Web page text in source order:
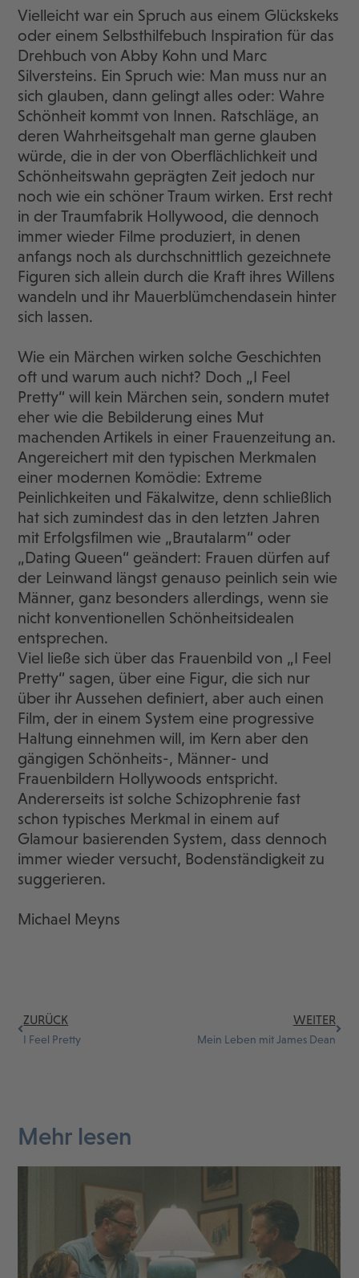
Vielleicht war ein Spruch aus einem Glückskeks
oder einem Selbsthilfebuch Inspiration für das
Drehbuch von Abby Kohn und Marc
Silversteins. Ein Spruch wie: Man muss nur an
sich glauben, dann gelingt alles oder: Wahre
Schönheit kommt von Innen. Ratschläge, an
deren Wahrheitsgehalt man gerne glauben
würde, die in der von Oberflächlichkeit und
Schönheitswahn geprägten Zeit jedoch nur
noch wie ein schöner Traum wirken. Erst recht
in der Traumfabrik Hollywood, die dennoch
immer wieder Filme produziert, in denen
anfangs noch als durchschnittlich gezeichnete
Figuren sich allein durch die Kraft ihres Willens
wandeln und ihr Mauerblümchendasein hinter
sich lassen.
Wie ein Märchen wirken solche Geschichten
oft und warum auch nicht? Doch „I Feel
Pretty“ will kein Märchen sein, sondern mutet
eher wie die Bebilderung eines Mut
machenden Artikels in einer Frauenzeitung an.
Angereichert mit den typischen Merkmalen
einer modernen Komödie: Extreme
Peinlichkeiten und Fäkalwitze, denn schließlich
hat sich zumindest das in den letzten Jahren
mit Erfolgsfilmen wie „Brautalarm“ oder
„Dating Queen“ geändert: Frauen dürfen auf
der Leinwand längst genauso peinlich sein wie
Männer, ganz besonders allerdings, wenn sie
nicht konventionellen Schönheitsidealen
entsprechen.
Viel ließe sich über das Frauenbild von „I Feel
Pretty“ sagen, über eine Figur, die sich nur
über ihr Aussehen definiert, aber auch einen
Film, der in einem System eine progressive
Haltung einnehmen will, im Kern aber den
gängigen Schönheits-, Männer- und
Frauenbildern Hollywoods entspricht.
Andererseits ist solche Schizophrenie fast
schon typisches Merkmal in einem auf
Glamour basierenden System, dass dennoch
immer wieder versucht, Bodenständigkeit zu
suggerieren.
Michael Meyns
ZURÜCK
I Feel Pretty
WEITER
Mein Leben mit James Dean
Mehr lesen